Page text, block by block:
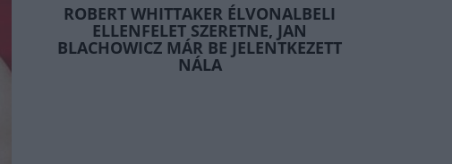
ROBERT WHITTAKER ÉLVONALBELI
ELLENFELET SZERETNE, JAN
BLACHOWICZ MÁR BE JELENTKEZETT
NÁLA